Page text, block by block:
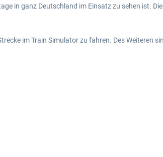
in ganz Deutschland im Einsatz zu sehen ist.
im Train Simulator zu fahren. Des Weiteren